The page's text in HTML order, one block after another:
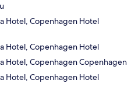
Hotel, Copenhagen Hotel
Hotel, Copenhagen Hotel
Hotel, Copenhagen Copenhagen
Hotel, Copenhagen Hotel